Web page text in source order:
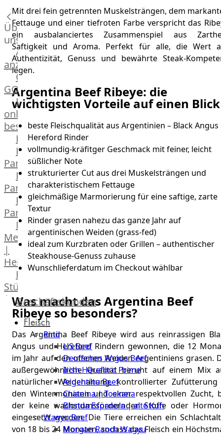
Über
uns
Alle
anzeigen
OTTO
GOURMET
Lebensmittel
online
bestellen
Karriere
Kochschul-
Partner
Depot-
Partner
Frischetheken-
Partner
Männer
Metzger
|
Heinsberg
Feinkost
Stüttgen
|
Düsseldorf
The
Meat
Club
Stuttgart
Geschäftskunden
Fleisch
Rind
US Beef
Deutsches Angus Beef
Irish Hereford Prime
Argentina Beef
Chianina | Toskana
Blonda Espanola | alte Kuh
Wagyu Beef
Morgan Ranch Wagyu
Mit drei fein getrennten Muskelsträngen, dem
Fettauge und einer tiefroten Farbe verspricht das
ein ausbalanciertes Zusammenspiel aus
Saftigkeit und Aroma. Perfekt für alle, die Wert
Authentizität, Genuss und bewährte Steak-
legen.
Argentina Beef Ribeye: die
wichtigsten Vorteile auf einen Blick
beste Fleischqualität aus Argentinien – Black Angus
Hereford Rinder
vollmundig-kräfitger Geschmack mit feiner, leicht
süßlicher Note
strukturierter Cut aus drei Muskelsträngen und
charakteristischem Fettauge
gleichmäßige Marmorierung für eine saftige, zarte
Textur
Rinder grasen nahezu das ganze Jahr auf
argentinischen Weiden (grass-fed)
ideal zum Kurzbraten oder Grillen – authentischer
Steakhouse-Genuss zuhause
Wunschlieferdatum im Checkout wählbar
Was macht das Argentina Beef
Ribeye so besonders?
Das Argentina Beef Ribeye wird aus reinrassigen
Angus und Hereford Rindern gewonnen, die 12
im Jahr auf den offenen Weiden Argentiniens grasen.
außergewöhnliche Qualität beruht auf einem Mix
natürlicher Weidehaltung, kontrollierter
den Wintermonaten und einer respektvollen Zucht,
der keine wachstumsfördernden Stoffe oder
eingesetzt werden. Die Tiere erreichen ein
von 18 bis 24 Monaten, sodass das Fleisch ein